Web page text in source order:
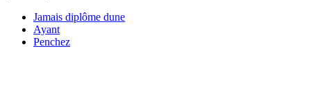
Jamais diplôme dune
Ayant
Penchez